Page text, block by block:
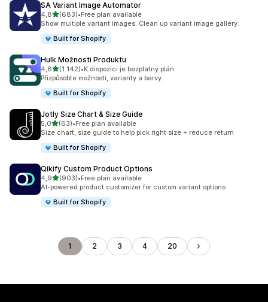
SA Variant Image Automator
4,8z 5 hvězd
(683)
Celkový počet recenzí: 683
•Free plan available
Show multiple variant images. Clean up variant image gallery.
Built for Shopify
Hulk Možnosti Produktu
4,8z 5 hvězd
(1 142)
Celkový počet recenzí: 1142
•K dispozici je bezplatný plán
Přizpůsobte možnosti, varianty a barvy.
Built for Shopify
Jotly Size Chart & Size Guide
5,0z 5 hvězd
(63)
Celkový počet recenzí: 63
•Free plan available
Size chart, size guide to help pick right size + reduce return
Built for Shopify
Qikify Custom Product Options
4,9z 5 hvězd
(903)
Celkový počet recenzí: 903
•Free plan available
AI-powered product customizer for custom variant options
Built for Shopify
1 2 3 4 20